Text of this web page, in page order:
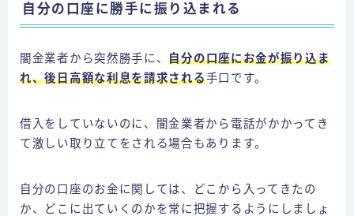
自分の口座に勝手に振り込まれる
闇金業者から突然勝手に、自分の口座にお金が振り込ま
れ、後日高額な利息を請求される手口です。
借入をしていないのに、闇金業者から電話がかかってき
て激しい取り立てをされる場合もあります。
自分の口座のお金に関しては、どこから入ってきたの
か、どこに出ていくのかを常に把握するようにしましょ